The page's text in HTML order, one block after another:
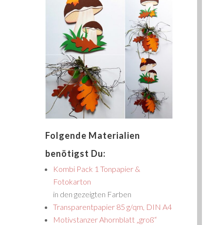
Folgende Materialien
benötigst Du:
Kombi Pack 1 Tonpapier &
Fotokarton
in den gezeigten Farben
Transparentpapier 85 g/qm, DIN A4
Motivstanzer Ahornblatt „groß“